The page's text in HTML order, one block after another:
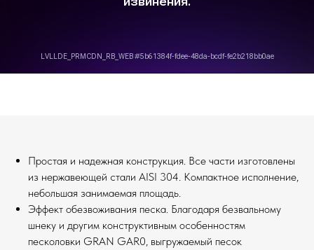
Простая и надежная конструкция. Все части изготовлены
из нержавеющей стали AISI 304. Компактное исполнение,
небольшая занимаемая площадь.
Эффект обезвоживания песка. Благодаря безвальному
шнеку и другим конструктивным особенностям
песколовки GRAN GAR0, выгружаемый песок